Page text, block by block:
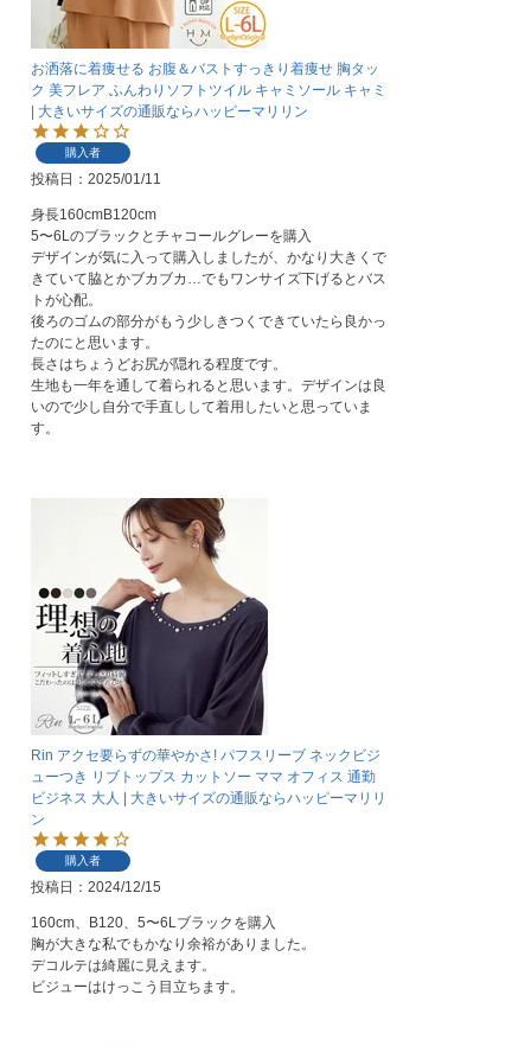
お洒落に着痩せる お腹＆バストすっきり着痩せ 胸タッ
ク 美フレア ふんわりソフトツイル キャミソール キャミ
| 大きいサイズの通販ならハッピーマリリン
購入者
投稿日 2025/01/11
身長160cmB120cm
5〜6Lのブラックとチャコールグレーを購入
デザインが気に入って購入しましたが、かなり大きくで
きていて脇とかブカブカ…でもワンサイズ下げるとバス
トが心配。
後ろのゴムの部分がもう少しきつくできていたら良かっ
たのにと思います。
長さはちょうどお尻が隠れる程度です。
生地も一年を通して着られると思います。デザインは良
いので少し自分で手直しして着用したいと思っていま
す。
Rin アクセ要らずの華やかさ! パフスリーブ ネックビジ
ューつき リブトップス カットソー ママ オフィス 通勤
ビジネス 大人 | 大きいサイズの通販ならハッピーマリリ
ン
購入者
投稿日 2024/12/15
160cm、B120、5〜6Lブラックを購入
胸が大きな私でもかなり余裕がありました。
デコルテは綺麗に見えます。
ビジューはけっこう目立ちます。